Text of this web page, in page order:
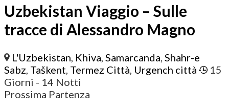
Uzbekistan Viaggio – Sulle
tracce di Alessandro Magno
L'Uzbekistan, Khiva,Samarcanda,Shahr-e
Sabz, Taškent, Termez Città, Urgench città
15
Giorni - 14 Notti
Prossima Partenza